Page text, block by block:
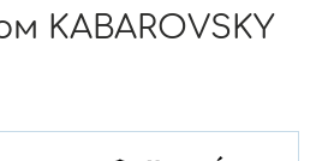
KABAROVSKY